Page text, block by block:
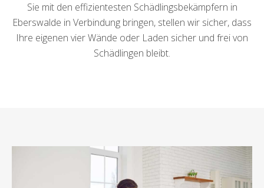
Sie mit den effizientesten Schädlingsbekämpfern in
Eberswalde in Verbindung bringen, stellen wir sicher, dass
Ihre eigenen vier Wände oder Laden sicher und frei von
Schädlingen bleibt.